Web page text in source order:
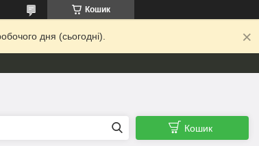
Кошик
дня (сьогодні).
Кошик